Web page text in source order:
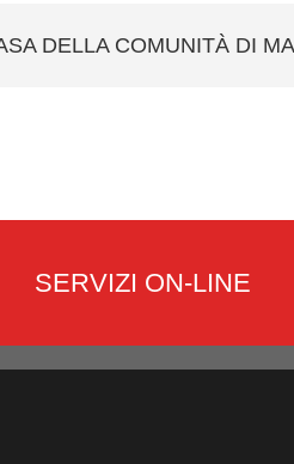
DELLA COMUNITÀ DI
SERVIZI ON-LINE